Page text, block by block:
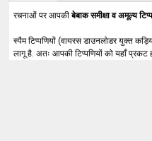
रचनाओं पर आपकीबेबाक समीक्षा व अमूल्य
स्पैम टिप्पणियों (वायरस डाउनलोडर युक्त
लागू है. अतः आपकी टिप्पणियों को यहाँ